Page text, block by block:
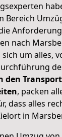
Bereich
nach
um alles,
den
, packen
dass alles
in